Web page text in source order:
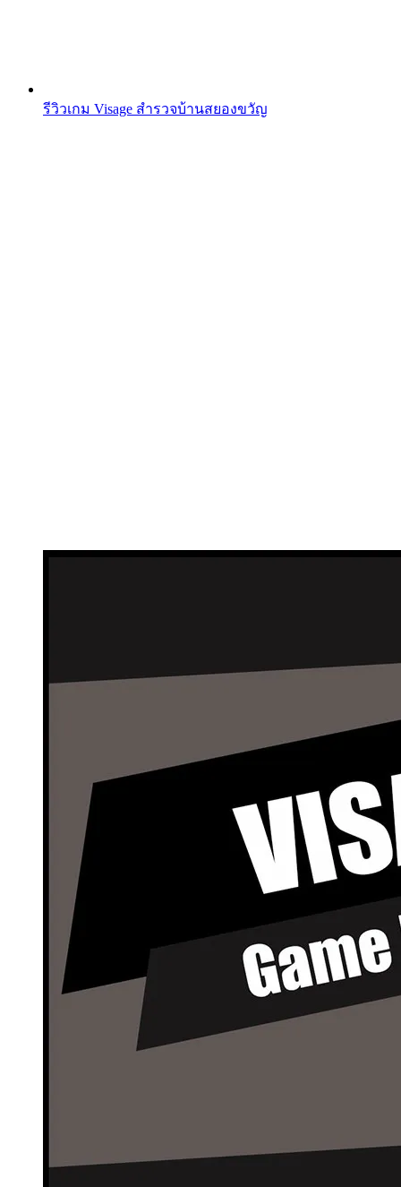
รีวิวเกม Visage สำรวจบ้านสยองขวัญ